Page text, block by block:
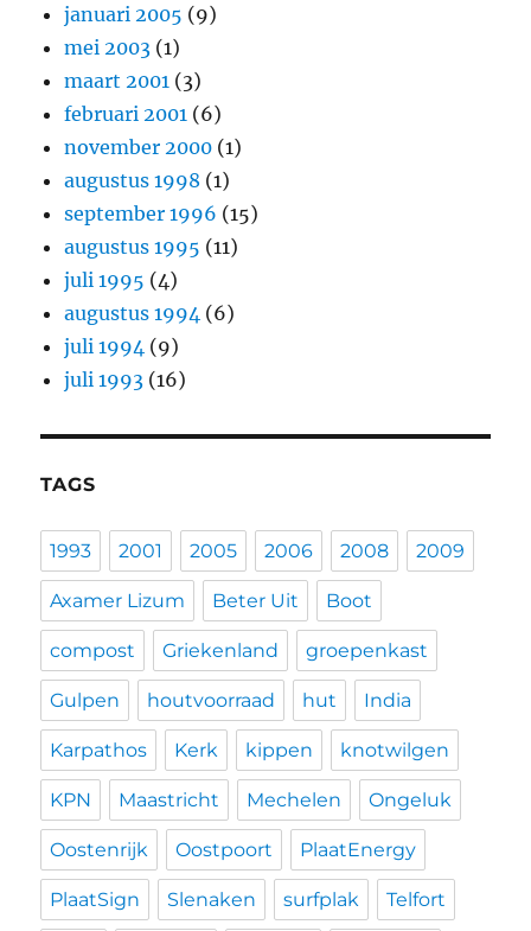
januari 2005 (9)
mei 2003 (1)
maart 2001 (3)
februari 2001 (6)
november 2000 (1)
augustus 1998 (1)
september 1996 (15)
augustus 1995 (11)
juli 1995 (4)
augustus 1994 (6)
juli 1994 (9)
juli 1993 (16)
TAGS
1993 2001 2005 2006 2008 2009
Axamer Lizum Beter Uit Boot
compost Griekenland groepenkast
Gulpen houtvoorraad hut India
Karpathos Kerk kippen knotwilgen
KPN Maastricht Mechelen Ongeluk
Oostenrijk Oostpoort PlaatEnergy
PlaatSign Slenaken surfplak Telfort